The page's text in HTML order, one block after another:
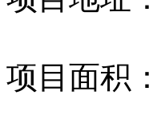
项目面积